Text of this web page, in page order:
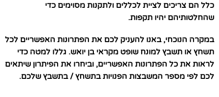
כלל הם צריכים לציית לכללים ולתקנות מסוימים כדי
שהחלטותיהם יהיו תקפות.
במקרה הנוכחי, באנו להעניק לכם את הפתרונות האפשריים לכל
תשחץ או תשבץ למונח שופט מקראי בן יואש. גללו למטה כדי
לראות את כל הפתרונות האפשריים, וביחרו את הפיתרון שיתאים
לכם לפי מספר המשבצות הפנויות בתשחץ / בתשבץ שלכם.